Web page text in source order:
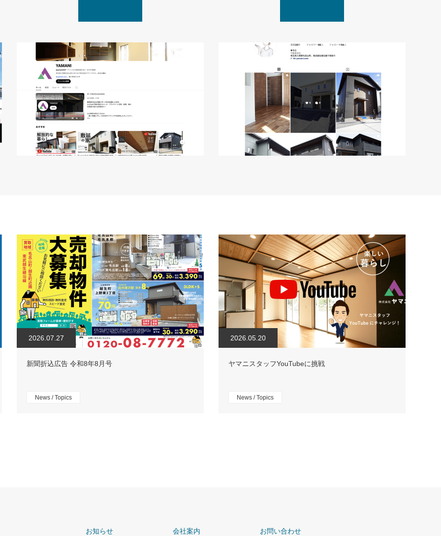
2026.07.27
新聞折込広告 令和8年8月号
News / Topics
2026.05.20
ヤマニスタッフYouTubeに挑戦
News / Topics
お知らせ 会社案内 お問い合わせ